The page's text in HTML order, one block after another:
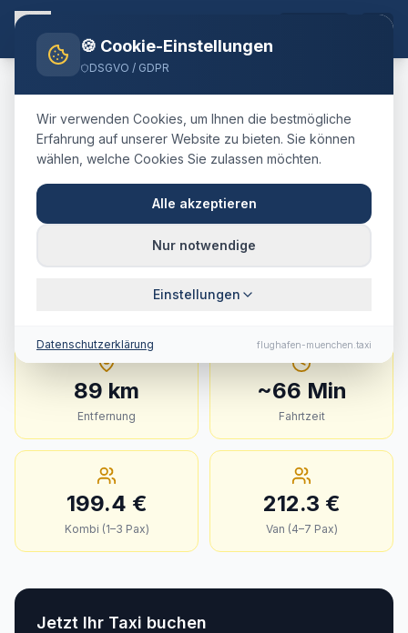
Home Blog TaxiPenzbergMünchen Airport
🇩🇪 Deutschland Landkreis Weilheim-Schongau
TaxiPenzberg→Flughafen
München
:Festpreis,
Fahrtdauer & Tipps
89 km · ca. 66 Min. · Festpreis ab
89 km
Entfernung
~66 Min
Fahrtzeit
199.4 €
Kombi (1–3 Pax)
212.3 €
Van (4–7 Pax)
Jetzt Ihr Taxi buchen
🍪 Cookie-Einstellungen
DSGVO / GDPR
Wir verwenden Cookies, um Ihnen die bestmögliche
Erfahrung auf unserer Website zu bieten. Sie können
wählen, welche Cookies Sie zulassen möchten.
Alle akzeptieren
Nur notwendige
Einstellungen
Datenschutzerklärung flughafen-muenchen.taxi